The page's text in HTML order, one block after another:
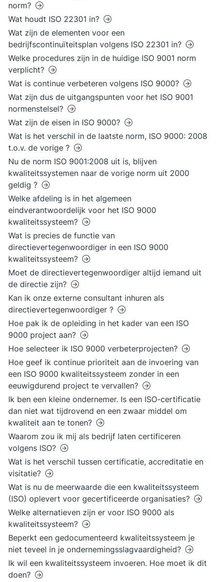
norm?
Wat houdt ISO 22301 in?
Wat zijn de elementen voor een
bedrijfscontinuïteitsplan volgens ISO 22301 in?
Welke procedures zijn in de huidige ISO 9001 norm
verplicht?
Wat is continue verbeteren volgens ISO 9000?
Wat zijn dus de uitgangspunten voor het ISO 9001
normenstelsel?
Wat zijn de eisen in ISO 9000?
Wat is het verschil in de laatste norm, ISO 9000: 2008
t.o.v. de vorige ?
Nu de norm ISO 9001:2008 uit is, blijven
kwaliteitssystemen naar de vorige norm uit 2000
geldig ?
Welke afdeling is in het algemeen
eindverantwoordelijk voor het ISO 9000
kwaliteitssysteem?
Wat is precies de functie van
directievertegenwoordiger in een ISO 9000
kwaliteitssysteem?
Moet de directievertegenwoordiger altijd iemand uit
de directie zijn?
Kan ik onze externe consultant inhuren als
directievertegenwoordiger ?
Hoe pak ik de opleiding in het kader van een ISO
9000 project aan?
Hoe selecteer ik ISO 9000 verbeterprojecten?
Hoe geef ik continue prioriteit aan de invoering van
een ISO 9000 kwaliteitssysteem zonder in een
eeuwigdurend project te vervallen?
Ik ben een kleine ondernemer. Is een ISO-certificatie
dan niet wat tijdrovend en een zwaar middel om
kwaliteit aan te tonen?
Waarom zou ik mij als bedrijf laten certificeren
volgens ISO?
Wat is het verschil tussen certificatie, accreditatie en
visitatie?
Wat is nu de meerwaarde die een kwaliteitssysteem
(ISO) oplevert voor gecertificeerde organisaties?
Welke alternatieven zijn er voor ISO 9000 als
kwaliteitssysteem?
Beperkt een gedocumenteerd kwaliteitssysteem je
niet teveel in je ondernemingsslagvaardigheid?
Ik wil een kwaliteitssysteem invoeren. Hoe moet ik dit
doen?